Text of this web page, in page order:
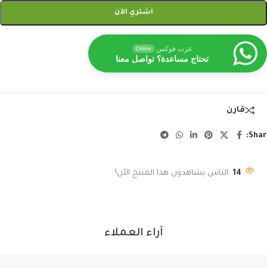
اشتري الآن
عزت فوكس Online
تحتاج مساعدة؟ تواصل معنا
قارن
14 الناس يشاهدون هذا المنتج الآن!
آراء العملاء